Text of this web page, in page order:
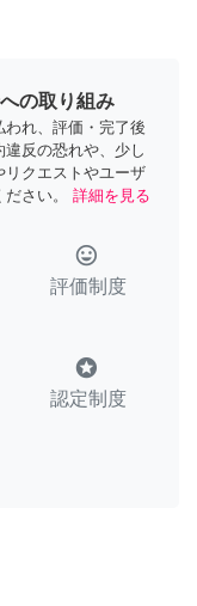
の取り組み
れ、評価・完了後
反の恐れや、少し
リクエストやユーザ
さい。
詳細を見る
tag_faces
評価制度
stars
認定制度